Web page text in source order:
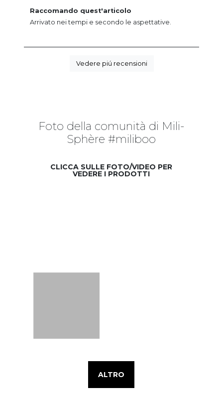
Raccomando quest'articolo
Arrivato nei tempi e secondo le aspettative.
Vedere piú recensioni
Foto della comunità di Mili-
Sphère #miliboo
CLICCA SULLE FOTO/VIDEO PER
VEDERE I PRODOTTI
ALTRO